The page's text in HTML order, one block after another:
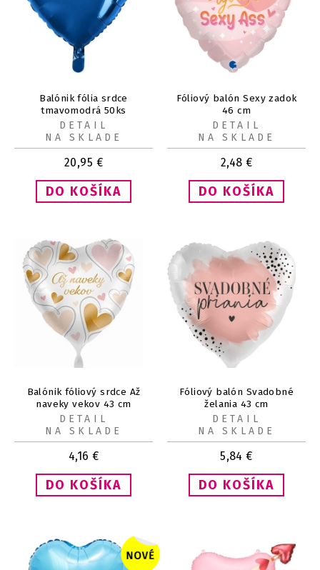
Balónik fólia srdce
tmavomodrá 50ks
20,95 €
DETAIL
NA SKLADE
Fóliový balón Sexy zadok
46 cm
2,48 €
DETAIL
NA SKLADE
Balónik fóliový srdce Až
naveky vekov 43 cm
4,16 €
DETAIL
NA SKLADE
Fóliový balón Svadobné
želania 43 cm
5,84 €
DETAIL
NA SKLADE